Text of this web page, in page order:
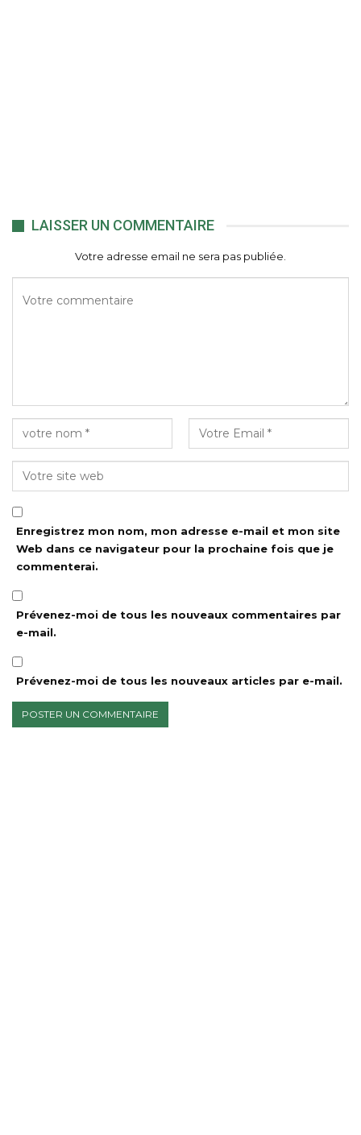
LAISSER UN COMMENTAIRE
Votre adresse email ne sera pas publiée.
Enregistrez mon nom, mon adresse e-mail et mon site
Web dans ce navigateur pour la prochaine fois que je
commenterai.
Prévenez-moi de tous les nouveaux commentaires par
e-mail.
Prévenez-moi de tous les nouveaux articles par e-mail.